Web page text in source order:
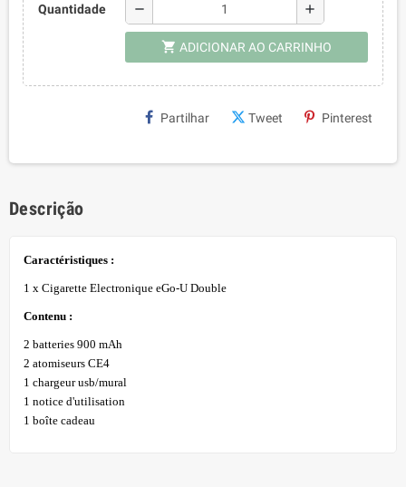
Quantidade remove add
shopping_cart ADICIONAR AO CARRINHO
Partilhar Tweet Pinterest
Descrição
Caractéristiques :
1 x Cigarette Electronique eGo-U Double
Contenu :
2 batteries 900 mAh
2 atomiseurs CE4
1 chargeur usb/mural
1 notice d'utilisation
1 boîte cadeau